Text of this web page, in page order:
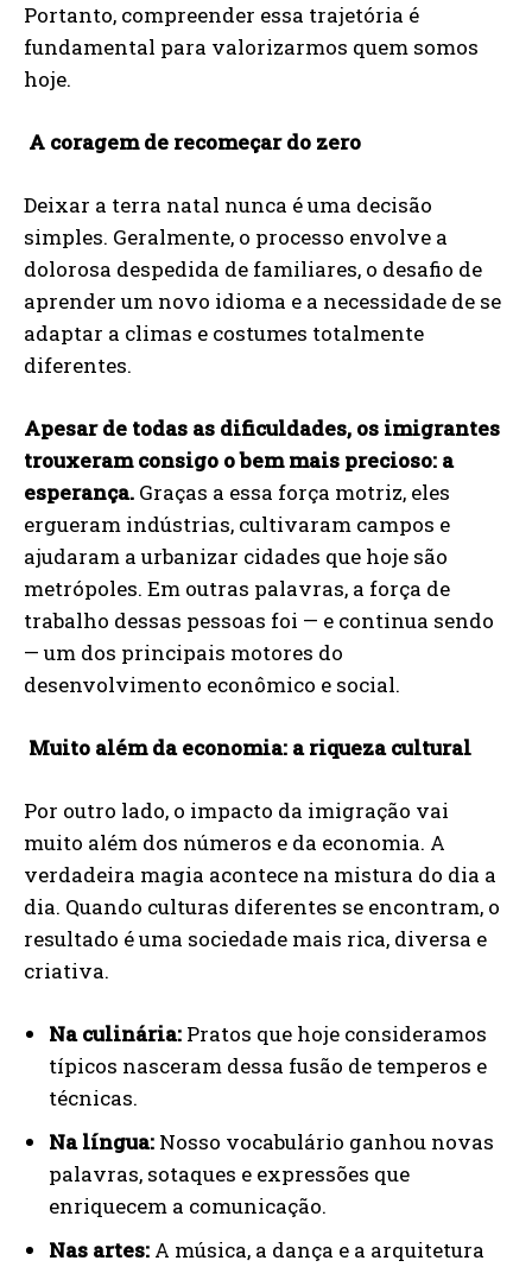
Portanto, compreender essa trajetória é
fundamental para valorizarmos quem somos
hoje.
A coragem de recomeçar do zero
Deixar a terra natal nunca é uma decisão
simples. Geralmente, o processo envolve a
dolorosa despedida de familiares, o desafio de
aprender um novo idioma e a necessidade de se
adaptar a climas e costumes totalmente
diferentes.
Apesar de todas as dificuldades, os imigrantes
trouxeram consigo o bem mais precioso: a
esperança. Graças a essa força motriz, eles
ergueram indústrias, cultivaram campos e
ajudaram a urbanizar cidades que hoje são
metrópoles. Em outras palavras, a força de
trabalho dessas pessoas foi — e continua sendo
— um dos principais motores do
desenvolvimento econômico e social.
Muito além da economia: a riqueza cultural
Por outro lado, o impacto da imigração vai
muito além dos números e da economia. A
verdadeira magia acontece na mistura do dia a
dia. Quando culturas diferentes se encontram, o
resultado é uma sociedade mais rica, diversa e
criativa.
Na culinária: Pratos que hoje consideramos
típicos nasceram dessa fusão de temperos e
técnicas.
Na língua: Nosso vocabulário ganhou novas
palavras, sotaques e expressões que
enriquecem a comunicação.
Nas artes: A música, a dança e a arquitetura